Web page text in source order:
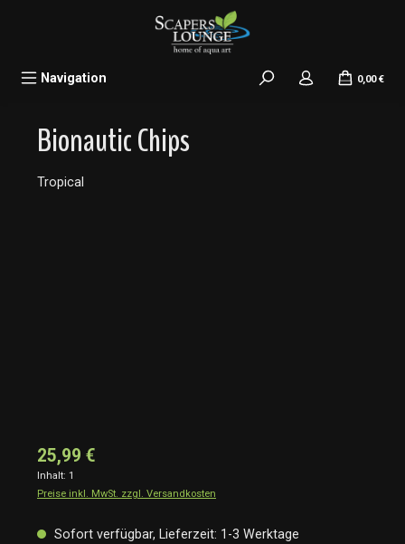
Navigation 0,00 €
Bionautic Chips
Tropical
25,99 €
Inhalt: 1
Preise inkl. MwSt. zzgl. Versandkosten
Sofort verfügbar, Lieferzeit: 1-3 Werktage